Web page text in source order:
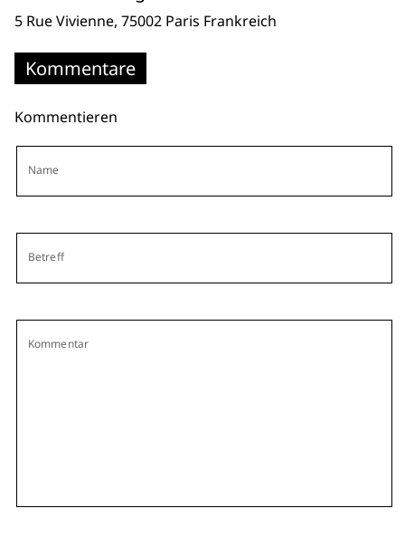
5 Rue Vivienne, 75002 Paris Frankreich
Kommentare
Kommentieren
Name
Betreff
Kommentar